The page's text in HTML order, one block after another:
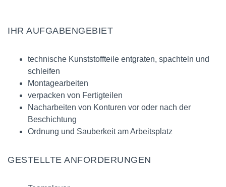
IHR AUFGABENGEBIET
technische Kunststoffteile entgraten, spachteln und
schleifen
Montagearbeiten
verpacken von Fertigteilen
Nacharbeiten von Konturen vor oder nach der
Beschichtung
Ordnung und Sauberkeit am Arbeitsplatz
GESTELLTE ANFORDERUNGEN